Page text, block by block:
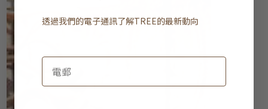
透過我們的電子通訊了解TREE的最新動向